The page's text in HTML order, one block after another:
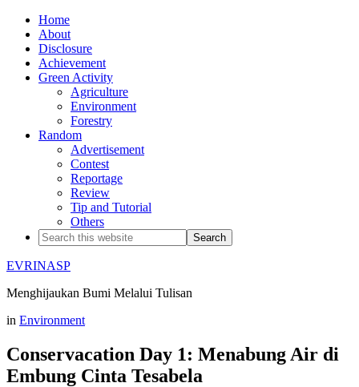
Home
About
Disclosure
Achievement
Green Activity
Agriculture
Environment
Forestry
Random
Advertisement
Contest
Reportage
Review
Tip and Tutorial
Others
EVRINASP
Menghijaukan Bumi Melalui Tulisan
in Environment
Conservacation Day 1: Menabung Air di
Embung Cinta Tesabela